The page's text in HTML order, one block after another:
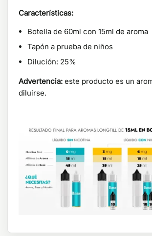
Características:
Botella de 60ml con 15ml de aroma
Tapón a prueba de niños
Dilución: 25%
Advertencia: este producto es un
diluirse.